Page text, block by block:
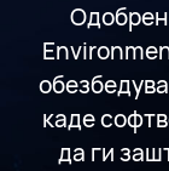
каде
да ги